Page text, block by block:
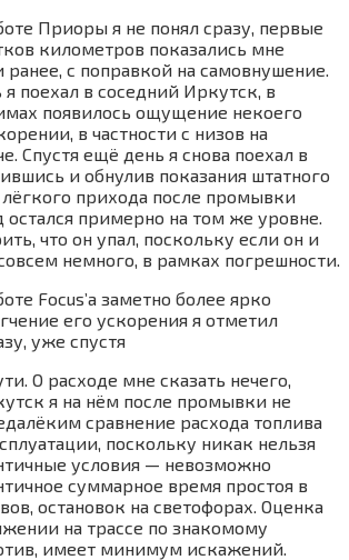
Приоры я не понял сразу, первые
километров показались мне
с поправкой на самовнушение.
поехал в соседний Иркутск, в
появилось ощущение некоего
в частности с низов на
Спустя ещё день я снова поехал в
и обнулив показания штатного
прихода после промывки
остался примерно на том же уровне.
что он упал, поскольку если он и
немного, в рамках погрешности.
Focus’а заметно более ярко
его ускорения я отметил
уже спустя
О расходе мне сказать нечего,
я на нём после промывки не
сравнение расхода топлива
поскольку никак нельзя
условия — невозможно
суммарное время простоя в
остановок на светофорах. Оценка
на трассе по знакомому
имеет минимум искажений.